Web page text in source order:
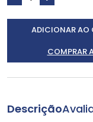
ADICIONAR AO
COMPRAR
Descrição